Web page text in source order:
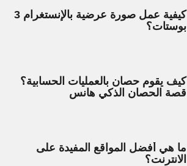
كيفية عمل صورة عرضية بالإنستغرام 3
بوستات؟
كيف يقوم حصان بالعمليات الحسابية؟
قصة الحصان الذكي هانس
ما هي أفضل المواقع المفيدة على
الانترنت؟